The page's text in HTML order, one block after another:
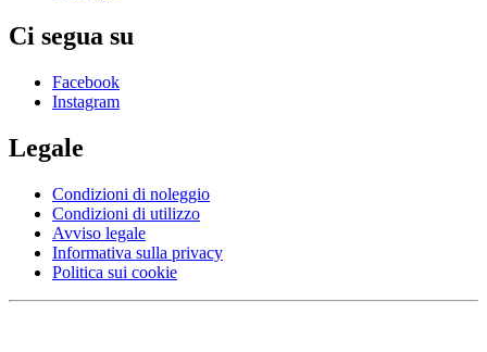
Ci segua su
Facebook
Instagram
Legale
Condizioni di noleggio
Condizioni di utilizzo
Avviso legale
Informativa sulla privacy
Politica sui cookie